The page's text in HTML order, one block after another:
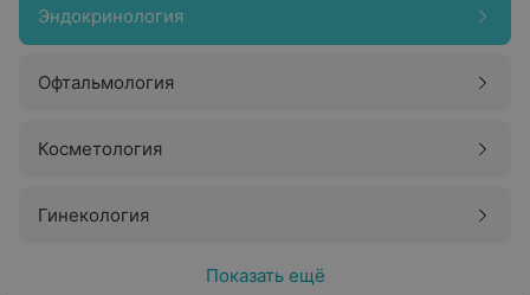
Эндокринология
Офтальмология
Косметология
Гинекология
Показать ещё